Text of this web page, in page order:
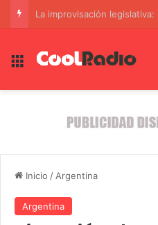
Menú
Inicio / Argentina
Argentina